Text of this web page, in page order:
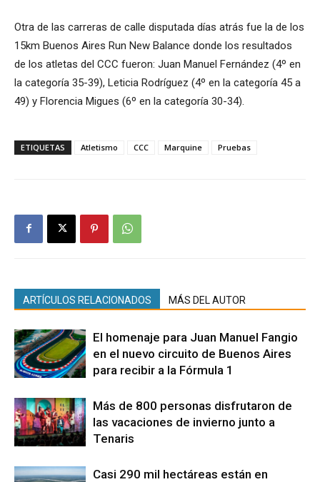
Otra de las carreras de calle disputada días atrás fue la de los
15km Buenos Aires Run New Balance donde los resultados
de los atletas del CCC fueron: Juan Manuel Fernández (4º en
la categoría 35-39), Leticia Rodríguez (4º en la categoría 45 a
49) y Florencia Migues (6º en la categoría 30-34).
ETIQUETAS Atletismo CCC Marquine Pruebas
ARTÍCULOS RELACIONADOS MÁS DEL AUTOR
El homenaje para Juan Manuel Fangio
en el nuevo circuito de Buenos Aires
para recibir a la Fórmula 1
Más de 800 personas disfrutaron de
las vacaciones de invierno junto a
Tenaris
Casi 290 mil hectáreas están en